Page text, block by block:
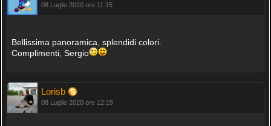
08 Luglio 2020 ore 11:15
Bellissima panoramica, splendidi colori.
Complimenti, Sergio
Lorisb
08 Luglio 2020 ore 12:19